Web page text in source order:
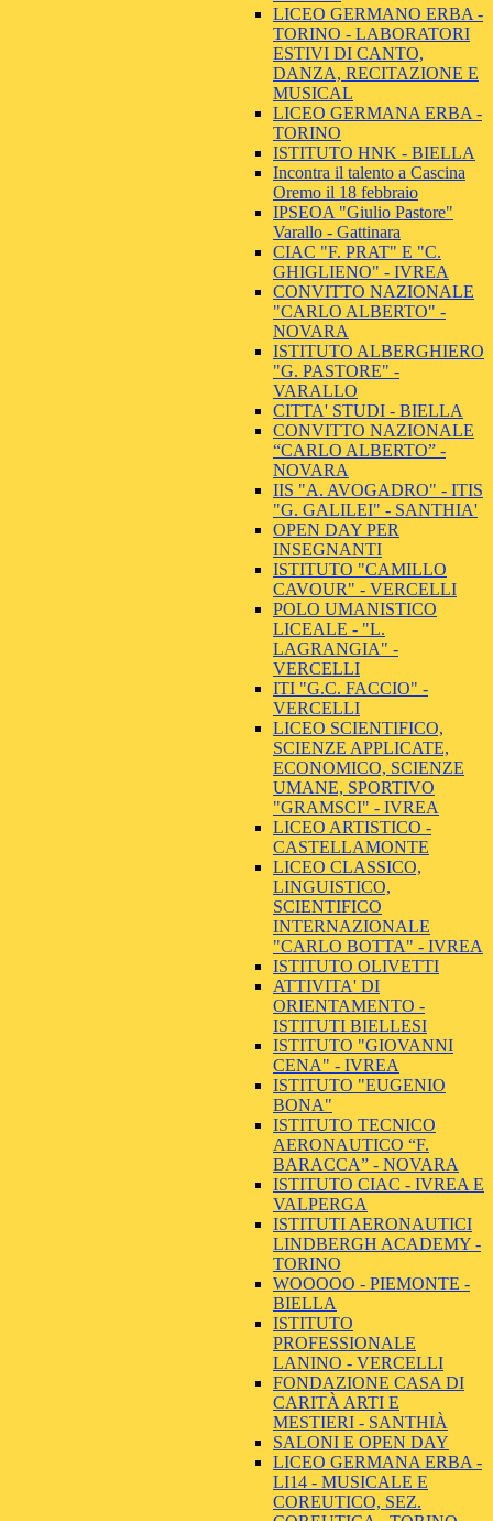
LICEO GERMANO ERBA -
TORINO - LABORATORI
ESTIVI DI CANTO,
DANZA, RECITAZIONE E
MUSICAL
LICEO GERMANA ERBA -
TORINO
ISTITUTO HNK - BIELLA
Incontra il talento a Cascina
Oremo il 18 febbraio
IPSEOA "Giulio Pastore"
Varallo - Gattinara
CIAC "F. PRAT" E "C.
GHIGLIENO" - IVREA
CONVITTO NAZIONALE
"CARLO ALBERTO" -
NOVARA
ISTITUTO ALBERGHIERO
"G. PASTORE" -
VARALLO
CITTA' STUDI - BIELLA
CONVITTO NAZIONALE
“CARLO ALBERTO” -
NOVARA
IIS "A. AVOGADRO" - ITIS
"G. GALILEI" - SANTHIA'
OPEN DAY PER
INSEGNANTI
ISTITUTO "CAMILLO
CAVOUR" - VERCELLI
POLO UMANISTICO
LICEALE - "L.
LAGRANGIA" -
VERCELLI
ITI "G.C. FACCIO" -
VERCELLI
LICEO SCIENTIFICO,
SCIENZE APPLICATE,
ECONOMICO, SCIENZE
UMANE, SPORTIVO
"GRAMSCI" - IVREA
LICEO ARTISTICO -
CASTELLAMONTE
LICEO CLASSICO,
LINGUISTICO,
SCIENTIFICO
INTERNAZIONALE
"CARLO BOTTA" - IVREA
ISTITUTO OLIVETTI
ATTIVITA' DI
ORIENTAMENTO -
ISTITUTI BIELLESI
ISTITUTO "GIOVANNI
CENA" - IVREA
ISTITUTO "EUGENIO
BONA"
ISTITUTO TECNICO
AERONAUTICO “F.
BARACCA” - NOVARA
ISTITUTO CIAC - IVREA E
VALPERGA
ISTITUTI AERONAUTICI
LINDBERGH ACADEMY -
TORINO
WOOOOO - PIEMONTE -
BIELLA
ISTITUTO
PROFESSIONALE
LANINO - VERCELLI
FONDAZIONE CASA DI
CARITÀ ARTI E
MESTIERI - SANTHIÀ
SALONI E OPEN DAY
LICEO GERMANA ERBA -
LI14 - MUSICALE E
COREUTICO, SEZ.